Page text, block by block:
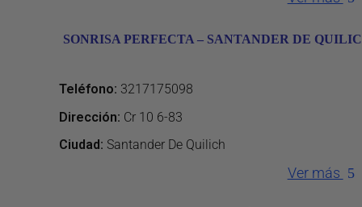
SONRISA PERFECTA – SANTANDER DE
Teléfono: 3217175098
Dirección: Cr 10 6-83
Ciudad: Santander De Quilich
Ver más